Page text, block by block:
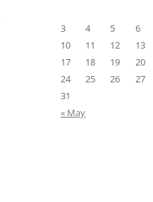
3
4 5 6
10
11 12 13
17
18 19 20
24
25 26 27
31
« May